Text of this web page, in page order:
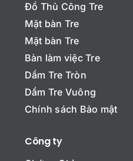
Đồ Thủ Công Tre
Mặt bàn Tre
Mặt bàn Tre
Bàn làm việc Tre
Dầm Tre Tròn
Dầm Tre Vuông
Chính sách Bảo mật
Công ty
hoặc Bình luận Email*